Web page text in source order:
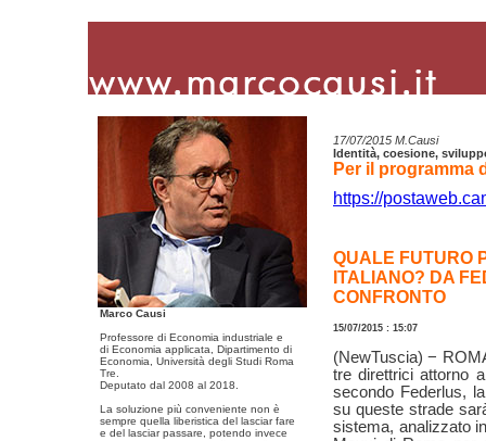
Marco Causi
Professore di Economia industriale e
di Economia applicata, Dipartimento di
Economia, Università degli Studi Roma
Tre.
Deputato dal 2008 al 2018.
La soluzione più conveniente non è
sempre quella liberistica del lasciar fare
e del lasciar passare, potendo invece
17/07/2015 M.Causi
Identità, coesione,
Per il programma
https://
QUALE FUTURO
ITALIANO? DA
CONFRONTO
15/07/2015 : 15:07
(NewTuscia) −
tre direttrici attorno
secondo Federlus,
su queste strade
sistema, analizzato